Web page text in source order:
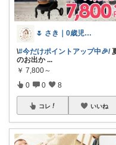
🌷 さき｜0歳児ママ×育児グッズ
\#今だけポイントアップ中🎉/
のお出か ...
￥ 7,800～
0 0 8
コレ いいね